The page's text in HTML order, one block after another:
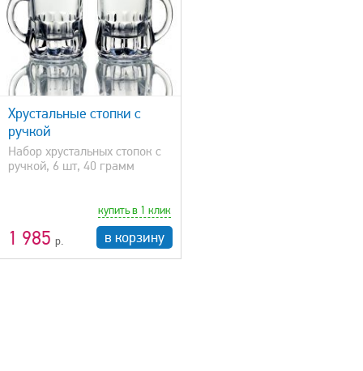
Хрустальные стопки с
ручкой
Набор хрустальных стопок с
ручкой, 6 шт, 40 грамм
1 985
купить в 1 клик
в корзину